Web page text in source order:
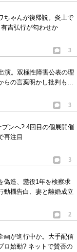
ちゃんが復帰説。炎上で
吉弘行が匂わせか
3
演。双極性障害公表の理
らの言葉明かし批判も…
3
ンへ? 4回目の個展開催
再注目
3
偽造、懲役1年を検察求
動機告白、妻と離婚成立
2
画が進行中か。大手配信
ロ始動? ネットで賛否の